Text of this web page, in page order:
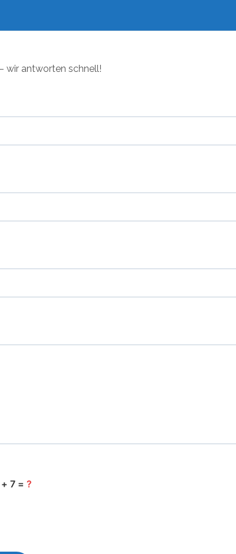
wir antworten schnell!
7 = ?